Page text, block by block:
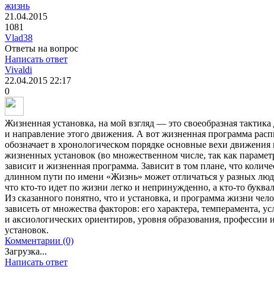
жизнь
21.04.2015
1081
Vlad38
Ответы на вопрос
Написать ответ
Vivaldi
22.04.2015 22:17
0
Жизненная установка, на мой взгляд — это своеобразная
и направление этого движения. А вот жизненная программа
обозначает в хронологическом порядке основные вехи
жизненных установок (во множественном числе, так как
зависит и жизненная программа. Зависит в том плане, что
длинном пути по имени «Жизнь» может отличаться у разных
что кто-то идет по жизни легко и непринужденно, а кто-то
Из сказанного понятно, что и установка, и программа жизни
зависеть от множества факторов: его характера, темперамента,
и аксиологических ориентиров, уровня образования, профессии
установок.
Комментарии (0)
Загрузка...
Написать ответ